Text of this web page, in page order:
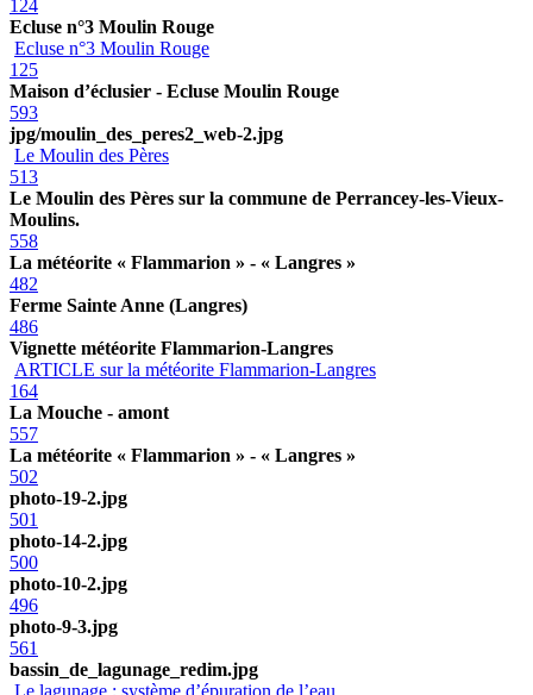
124
Ecluse n°3 Moulin Rouge
Ecluse n°3 Moulin Rouge
125
Maison d’éclusier - Ecluse Moulin Rouge
593
jpg/moulin_des_peres2_web-2.jpg
Le Moulin des Pères
513
Le Moulin des Pères sur la commune de Perrancey-les-Vieux-
Moulins.
558
La météorite « Flammarion » - « Langres »
482
Ferme Sainte Anne (Langres)
486
Vignette météorite Flammarion-Langres
ARTICLE sur la météorite Flammarion-Langres
164
La Mouche - amont
557
La météorite « Flammarion » - « Langres »
502
photo-19-2.jpg
501
photo-14-2.jpg
500
photo-10-2.jpg
496
photo-9-3.jpg
561
bassin_de_lagunage_redim.jpg
Le lagunage : système d’épuration de l’eau